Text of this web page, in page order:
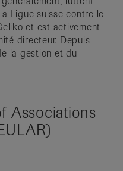
Ligue suisse contre le
et est activement
directeur. Depuis
la gestion et du
Associations